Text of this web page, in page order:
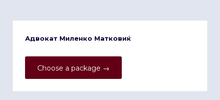
Адвокат Миленко Матковиќ